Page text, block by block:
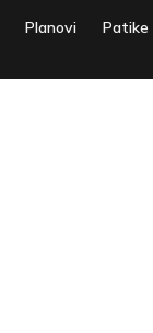
Planovi Patike